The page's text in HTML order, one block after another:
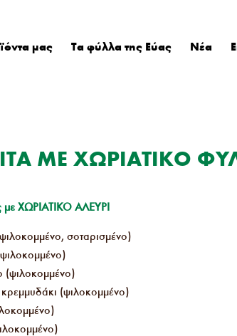
μας Τα φύλλα της Εύας Νέα
ΜΕ ΧΩΡΙΑΤΙΚΟ
με ΧΩΡΙΑΤΙΚΟ ΑΛΕΥΡΙ
σοταρισμένο)
(ψιλοκομμένο)
(ψιλοκομμένο)